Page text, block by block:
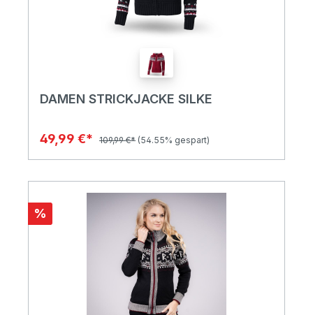
DAMEN STRICKJACKE SILKE
49,99 €* 109,99 €* (54.55% gespart)
%